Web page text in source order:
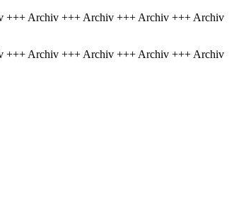
Archiv +++ Archiv +++ Archiv +++ Archiv
Archiv +++ Archiv +++ Archiv +++ Archiv